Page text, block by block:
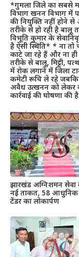
*गुमला जिले का सबसे
विभाग खनन विभाग में
की नियुक्ति नहीं होने
तरीके से हो रही है बालू
विभूति कुमार के
है ऐसी स्थिति* * ना तो
काटे जा रहे हैं और ना
तरीके से बालू, मिट्टी,
में रोक लगाने में जिला
कमेटी रूचि ले रहे जबकि
अवैध उत्खनन को लेकर
कार्रवाई की घोषणा की
झारखंड अग्निशमन सेवा
नई ताकत, 58 आधुनिक
टेंडर का लोकार्पण